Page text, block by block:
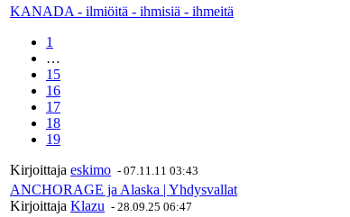
KANADA - ilmiöitä - ihmisiä - ihmeitä
1
…
15
16
17
18
19
Kirjoittaja eskimo - 07.11.11 03:43
ANCHORAGE ja Alaska | Yhdysvallat
Kirjoittaja Klazu - 28.09.25 06:47